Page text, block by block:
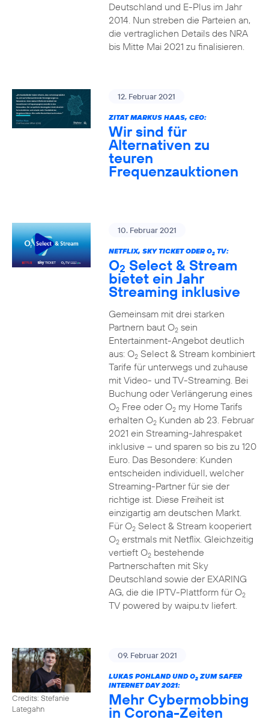
Deutschland und E-Plus im Jahr
2014. Nun streben die Parteien an,
die vertraglichen Details des NRA
bis Mitte Mai 2021 zu finalisieren.
12. Februar 2021
ZITAT MARKUS HAAS, CEO:
Wir sind für
Alternativen zu
teuren
Frequenzauktionen
10. Februar 2021
NETFLIX, SKY TICKET ODER O2TV:
O2 Select & Stream
bietet ein Jahr
Streaming inklusive
Gemeinsam mit drei starken
Partnern baut O2sein
Entertainment-Angebot deutlich
aus: O2Select & Stream kombiniert
Tarife für unterwegs und zuhause
mit Video- und TV-Streaming. Bei
Buchung oder Verlängerung eines
O2Free oder O2my Home Tarifs
erhalten O2Kunden ab 23. Februar
2021 ein Streaming-Jahrespaket
inklusive – und sparen so bis zu 120
Euro. Das Besondere: Kunden
entscheiden individuell, welcher
Streaming-Partner für sie der
richtige ist. Diese Freiheit ist
einzigartig am deutschen Markt.
Für O2Select & Stream kooperiert
O2erstmals mit Netflix. Gleichzeitig
vertieft O2bestehende
Partnerschaften mit Sky
Deutschland sowie der EXARING
AG, die die IPTV-Plattform für O2
TV powered by waipu.tv liefert.
Credits: Stefanie
Lategahn
09. Februar 2021
LUKAS POHLAND UND O2ZUM SAFER
INTERNET DAY 2021:
Mehr Cybermobbing
in Corona-Zeiten